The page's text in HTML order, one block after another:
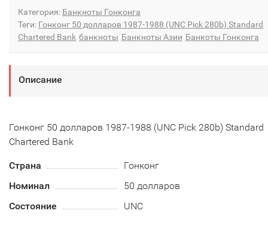
Категория: Банкноты Гонконга
Теги: Гонконг 50 долларов 1987-1988 (UNC Pick 280b) Standard
Chartered Bank банкноты Банкноты Азии Банкоты Гонконга
Описание
Гонконг 50 долларов 1987-1988 (UNC Pick 280b) Standard
Chartered Bank
Страна
Гонконг
Номинал
50 долларов
Состояние
UNC